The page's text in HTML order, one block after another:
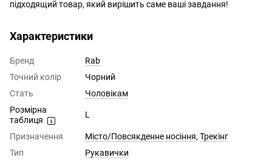
підходящий товар, який вирішить саме ваші завдання!
Характеристики
Бренд
Rab
Точний колір
Чорний
Стать
Чоловікам
Розмірна
таблиця
L
Призначення Місто/Повсякденне носіння, Трекінг
Тип
Рукавички